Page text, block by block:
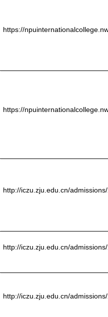
https://
https://
http://iczu.zju.edu.cn/
http://iczu.zju.edu.cn/
http://iczu.zju.edu.cn/